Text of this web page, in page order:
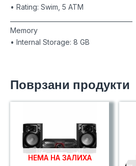
• Rating: Swim, 5 ATM
Memory
• Internal Storage: 8 GB
Поврзани продукти
НЕМА НА ЗАЛИХА